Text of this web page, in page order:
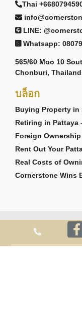
Thai
LINE:
Whatsapp:
565/60 Moo 10
Chonburi, Thailand
บล็อก
Buying Property in
Retiring in Pattaya
Foreign
Rent Out Your
Real Costs of
Cornerstone Wins